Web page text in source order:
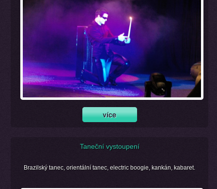
Taneční vystoupení
Brazilský tanec, orientální tanec, electric boogie, kankán, kabaret.